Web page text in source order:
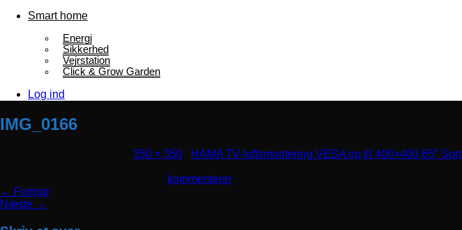
Smart home
Energi
Sikkerhed
Vejrstation
Click & Grow Garden
Log ind
IMG_0166
350 × 350 HAMA TV-loftsmontering VESA op til 400×400 65″ Sort
kommenterer.
← Forrige
Næste →